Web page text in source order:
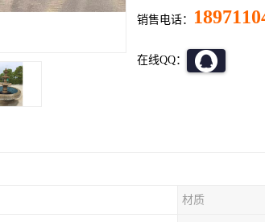
销售电话：
在线QQ：
材质